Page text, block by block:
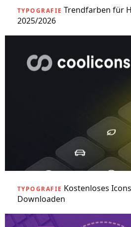
TYPOGRAFIE Trendfarben für
2025/2026
TYPOGRAFIE Kostenloses
Downloaden